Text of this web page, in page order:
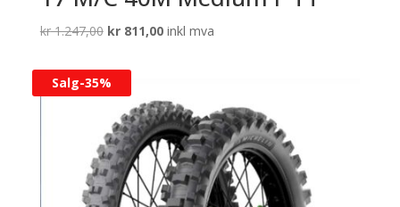
kr1.247,00 Opprinnelig
var:
kr 1.247,00.
kr811,00Nåværende
inkl mva
Salg-35%